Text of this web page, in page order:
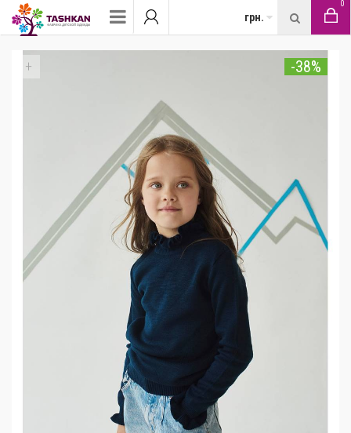
грн.
0
+ -38%